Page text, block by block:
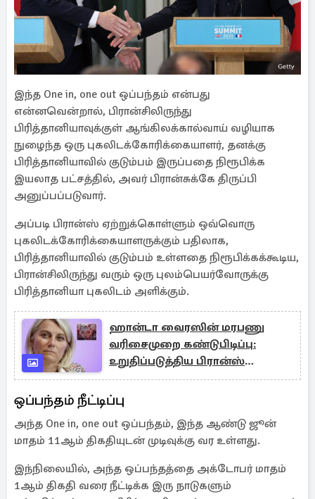
இந்த One in, one out ஒப்பந்தம் என்பது
என்னவென்றால், பிரான்சிலிருந்து
பிரித்தானியாவுக்குள் ஆங்கிலக்கால்வாய் வழியாக
நுழைந்த ஒரு புகலிடக்கோரிக்கையாளர், தனக்கு
பிரித்தானியாவில் குடும்பம் இருப்பதை நிரூபிக்க
இயலாத பட்சத்தில், அவர் பிரான்சுக்கே திருப்பி
அனுப்பப்படுவார்.
அப்படி பிரான்ஸ் ஏற்றுக்கொள்ளும் ஒவ்வொரு
புகலிடக்கோரிக்கையாளருக்கும் பதிலாக,
பிரித்தானியாவில் குடும்பம் உள்ளதை நிரூபிக்கக்கூடிய,
பிரான்சிலிருந்து வரும் ஒரு புலம்பெயர்வோருக்கு
பிரித்தானியா புகலிடம் அளிக்கும்.
ஹான்டா வைரஸின் மரபணு
வரிசைமுறை கண்டுபிடிப்பு:
உறுதிப்படுத்திய பிரான்ஸ்
அமைச்சர்
ஒப்பந்தம் நீட்டிப்பு
அந்த One in, one out ஒப்பந்தம், இந்த ஆண்டு ஜூன்
மாதம் 11ஆம் திகதியுடன் முடிவுக்கு வர உள்ளது.
இந்நிலையில், அந்த ஒப்பந்தத்தை அக்டோபர் மாதம்
1ஆம் திகதி வரை நீட்டிக்க இரு நாடுகளும்